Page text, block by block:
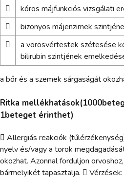

kóros májfunkciós vizsgálati

bizonyos májenzimek

a vörösvértestek szétesése
bilirubin szintjének
a bőr és a szemek sárgaságát
Ritka
1beteget érinthet)
 Allergiás reakciók
nyelv és/vagy a torok
okozhat. Azonnal forduljon
bármelyikét tapasztalja.  Vérzések: